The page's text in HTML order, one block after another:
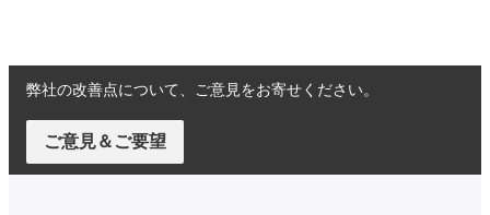
弊社の改善点について、ご意見をお寄せください。
ご意見＆ご要望